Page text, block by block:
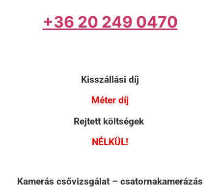
+36 20 249 0470
Kisszállási díj
Méter díj
Rejtett költségek
NÉLKÜL!
Kamerás csővizsgálat – csatornakamerázás